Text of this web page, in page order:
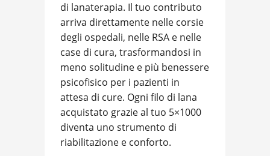
di lanaterapia. Il tuo contributo
arriva direttamente nelle corsie
degli ospedali, nelle RSA e nelle
case di cura, trasformandosi in
meno solitudine e più benessere
psicofisico per i pazienti in
attesa di cure. Ogni filo di lana
acquistato grazie al tuo 5×1000
diventa uno strumento di
riabilitazione e conforto.